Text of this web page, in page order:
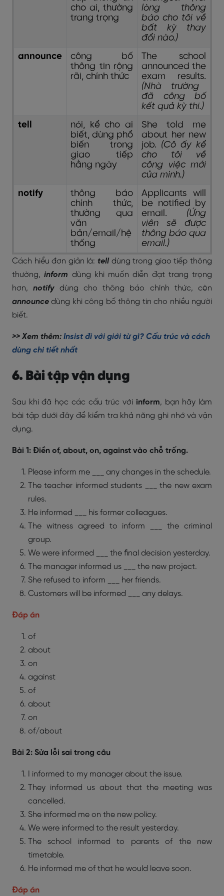
cho ai, thường
trang trọng
lòng thông
báo cho tôi về
bất kỳ thay
đổi nào.)
announce
công bố
thông tin rộng
rãi, chính thức
The school
announced the
exam results.
(Nhà trường
đã công bố
kết quả kỳ thi.)
tell
nói, kể cho ai
biết, dùng phổ
biến trong
giao tiếp
hằng ngày
She told me
about her new
job. (Cô ấy kể
cho tôi về
công việc mới
của mình.)
notify
thông báo
chính thức,
thường qua
văn
bản/email/hệ
thống
Applicants will
be notified by
email. (Ứng
viên sẽ được
thông báo qua
email.)
Cách hiểu đơn giản là: tell dùng trong giao tiếp thông
thường,inform dùng khi muốn diễn đạt trang trọng
hơn,notifydùng cho thông báo chính thức, còn
announce dùng khi công bố thông tin cho nhiều người
biết.
>> Xem thêm: Insist đi với giới từ gì? Cấu trúc và cách
dùng chi tiết nhất
6. Bài tập vận dụng
Sau khi đã học các cấu trúc với inform, bạn hãy làm
bài tập dưới đây để kiểm tra khả năng ghi nhớ và vận
dụng.
Bài 1: Điền of, about, on, against vào chỗ trống.
Please inform me ___ any changes in the schedule.
The teacher informed students ___ the new exam
rules.
He informed ___ his former colleagues.
The witness agreed to inform ___ the criminal
group.
We were informed ___ the final decision yesterday.
The manager informed us ___ the new project.
She refused to inform ___ her friends.
Customers will be informed ___ any delays.
Đáp án
of
about
on
against
of
about
on
of/about
Bài 2: Sửa lỗi sai trong câu
I informed to my manager about the issue.
They informed us about that the meeting was
cancelled.
She informed me on the new policy.
We were informed to the result yesterday.
The school informed to parents of the new
timetable.
He informed me of that he would leave soon.
Đáp án